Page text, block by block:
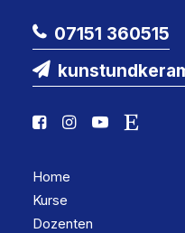
07151 360515
Home
Kurse
Dozenten